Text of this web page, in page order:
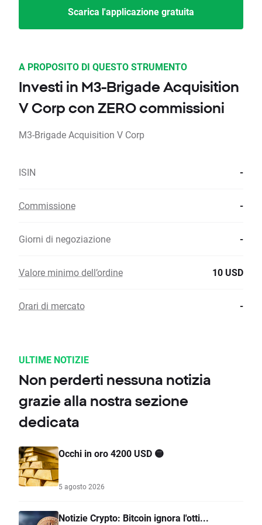
Scarica l'applicazione gratuita
A PROPOSITO DI QUESTO STRUMENTO
Investi in M3-Brigade Acquisition
V Corp con ZERO commissioni
M3-Brigade Acquisition V Corp
ISIN -
Commissione -
Giorni di negoziazione -
Valore minimo dell’ordine 10 USD
Orari di mercato -
ULTIME NOTIZIE
Non perderti nessuna notizia
grazie alla nostra sezione
dedicata
Occhi in oro 4200 USD 🟡
5 agosto 2026
Notizie Crypto: Bitcoin ignora l'otti...